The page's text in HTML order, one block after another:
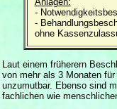
-
-
ohne
Laut einem früherern
von mehr als 3 Monaten
unzumutbar. Ebenso sind
fachlichen wie